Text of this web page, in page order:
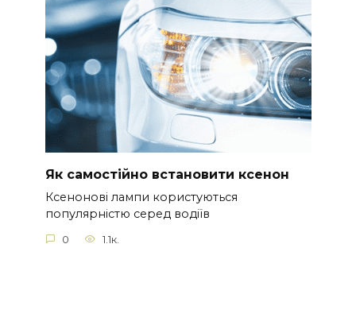
Як самостійно встановити ксенон
Ксенонові лампи користуються
популярністю серед водіїв
0 1.1к.